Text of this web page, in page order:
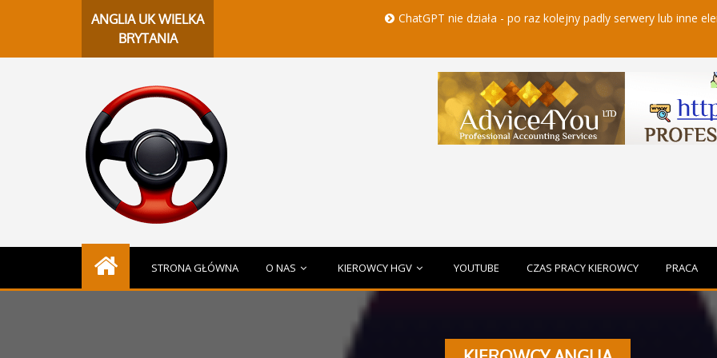
ANGLIA UK WIELKA
BRYTANIA
ChatGPT nie działa - po raz kolejny padly serwery lub inne elementy
STRONA GŁÓWNA O NAS KIEROWCY HGV YOUTUBE CZAS PRACY KIEROWCY PRACA